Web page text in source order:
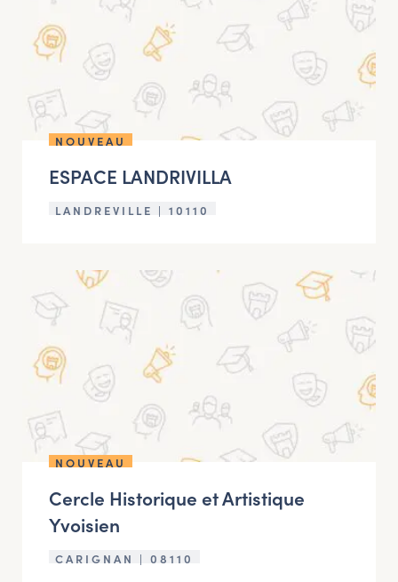
NOUVEAU
ESPACE LANDRIVILLA
LANDREVILLE | 10110
NOUVEAU
Cercle Historique et Artistique
Yvoisien
CARIGNAN | 08110